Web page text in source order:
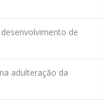
de
adulteração da